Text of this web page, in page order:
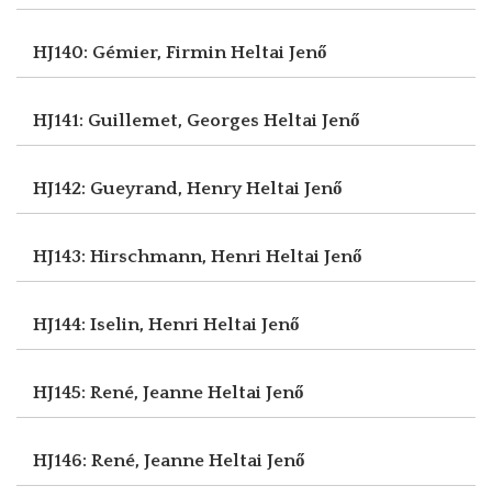
HJ140: Gémier, FirminHeltai Jenő
HJ141: Guillemet, Georges Heltai Jenő
HJ142: Gueyrand, HenryHeltai Jenő
HJ143: Hirschmann, Henri Heltai Jenő
HJ144: Iselin, Henri Heltai Jenő
HJ145: René, Jeanne Heltai Jenő
HJ146: René, Jeanne Heltai Jenő